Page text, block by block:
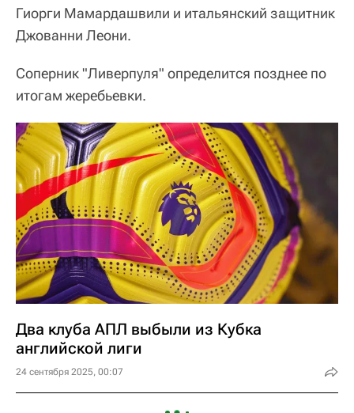
Гиорги Мамардашвили и итальянский защитник
Джованни Леони.
Соперник "Ливерпуля" определится позднее по
итогам жеребьевки.
Два клуба АПЛ выбыли из Кубка
английской лиги
24 сентября 2025, 00:07